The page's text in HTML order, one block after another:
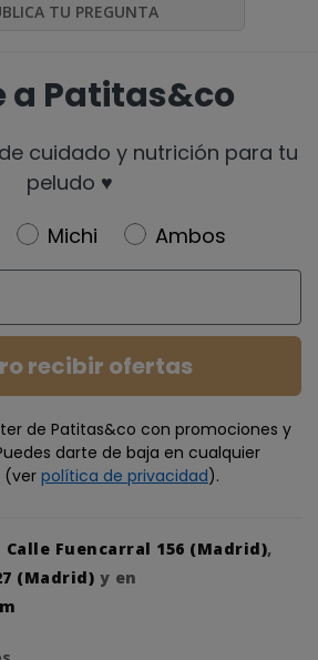
TU PREGUNTA
a Patitas&co
cuidado y nutrición para tu
peludo ♥️
Michi
Ambos
recibir ofertas
de Patitas&co con promociones y
darte de baja en cualquier
política de privacidad).
Calle Fuencarral 156 (Madrid),
(Madrid) y en